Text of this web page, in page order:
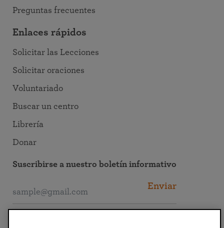
Preguntas frecuentes
Enlaces rápidos
Solicitar las Lecciones
Solicitar oraciones
Voluntariado
Buscar un centro
Librería
Donar
Suscribirse a nuestro boletín informativo
Enviar